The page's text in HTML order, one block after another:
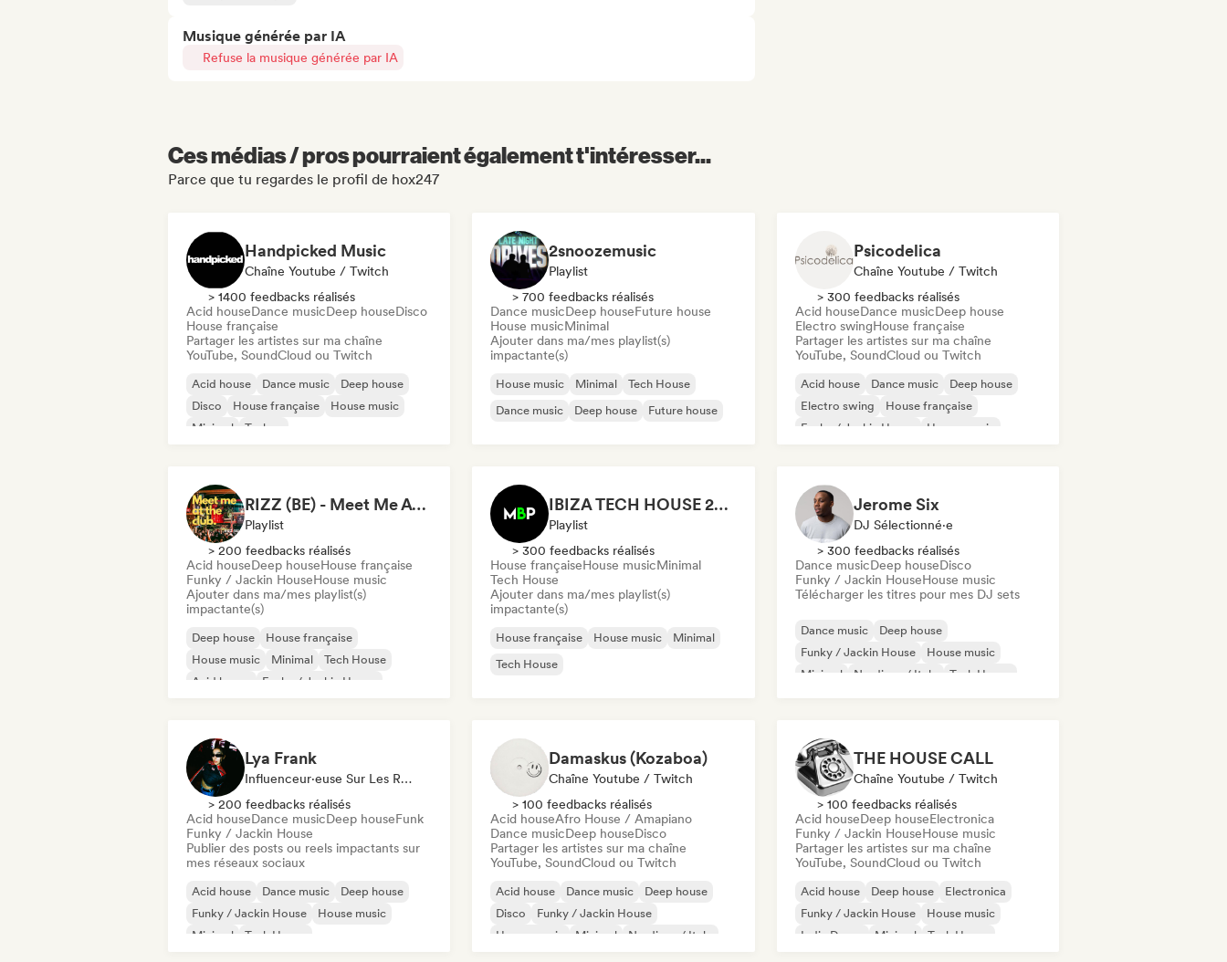
Musique générée par IA
Refuse la musique générée par IA
Ces médias / pros pourraient également t'intéresser...
Parce que tu regardes le profil de hox247
Handpicked Music
Chaîne Youtube / Twitch
> 1400 feedbacks réalisés
Acid houseDance musicDeep houseDisco
House française
Partager les artistes sur ma chaîne
YouTube, SoundCloud ou Twitch
Acid house Dance music
Deep house
Disco
House française
House music
Minimal
Techno
2snoozemusic
Playlist
> 700 feedbacks réalisés
Dance musicDeep houseFuture house
House musicMinimal
Ajouter dans ma/mes playlist(s)
impactante(s)
House music Minimal
Tech House
Dance music
Deep house Future house
Psicodelica
Chaîne Youtube / Twitch
> 300 feedbacks réalisés
Acid houseDance musicDeep house
Electro swingHouse française
Partager les artistes sur ma chaîne
YouTube, SoundCloud ou Twitch
Acid house Dance music
Deep house
Electro swing
House française
Funky / Jackin House
House music
RIZZ (BE) - Meet Me At The Club
Playlist
> 200 feedbacks réalisés
Acid houseDeep houseHouse française
Funky / Jackin HouseHouse music
Ajouter dans ma/mes playlist(s)
impactante(s)
Deep house
House française
House music
Minimal
Tech House
Acid house
Funky / Jackin House
IBIZA TECH HOUSE 2026 🔥 😮‍💨 by Mbp
Playlist
> 300 feedbacks réalisés
House françaiseHouse musicMinimal
Tech House
Ajouter dans ma/mes playlist(s)
impactante(s)
House française House music
Minimal
Tech House
Jerome Six
DJ Sélectionné·e
> 300 feedbacks réalisés
Dance musicDeep houseDisco
Funky / Jackin HouseHouse music
Télécharger les titres pour mes DJ sets
Dance music
Deep house
Funky / Jackin House
House music
Minimal
Nu-disco / Italo
Tech House
Lya Frank
Influenceur·euse Sur Les Réseaux Sociaux
> 200 feedbacks réalisés
Acid houseDance musicDeep houseFunk
Funky / Jackin House
Publier des posts ou reels impactants sur
mes réseaux sociaux
Acid house Dance music
Deep house
Funky / Jackin House
House music
Minimal
Tech House
Damaskus (Kozaboa)
Chaîne Youtube / Twitch
> 100 feedbacks réalisés
Acid houseAfro House / Amapiano
Dance musicDeep houseDisco
Partager les artistes sur ma chaîne
YouTube, SoundCloud ou Twitch
Acid house Dance music
Deep house
Disco
Funky / Jackin House
House music
Minimal Nu-disco / Italo
THE HOUSE CALL
Chaîne Youtube / Twitch
> 100 feedbacks réalisés
Acid houseDeep houseElectronica
Funky / Jackin HouseHouse music
Partager les artistes sur ma chaîne
YouTube, SoundCloud ou Twitch
Acid house Deep house
Electronica
Funky / Jackin House
House music
Indie Dance
Minimal Tech House